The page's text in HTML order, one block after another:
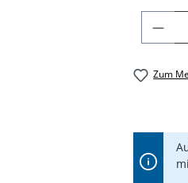
Zum